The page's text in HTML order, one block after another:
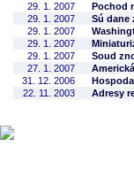
29. 1. 2007
Pochod
29. 1. 2007
Sú dane
29. 1. 2007
29. 1. 2007
29. 1. 2007
Soud
27. 1. 2007
31. 12. 2006
22. 11. 2003
Adresy